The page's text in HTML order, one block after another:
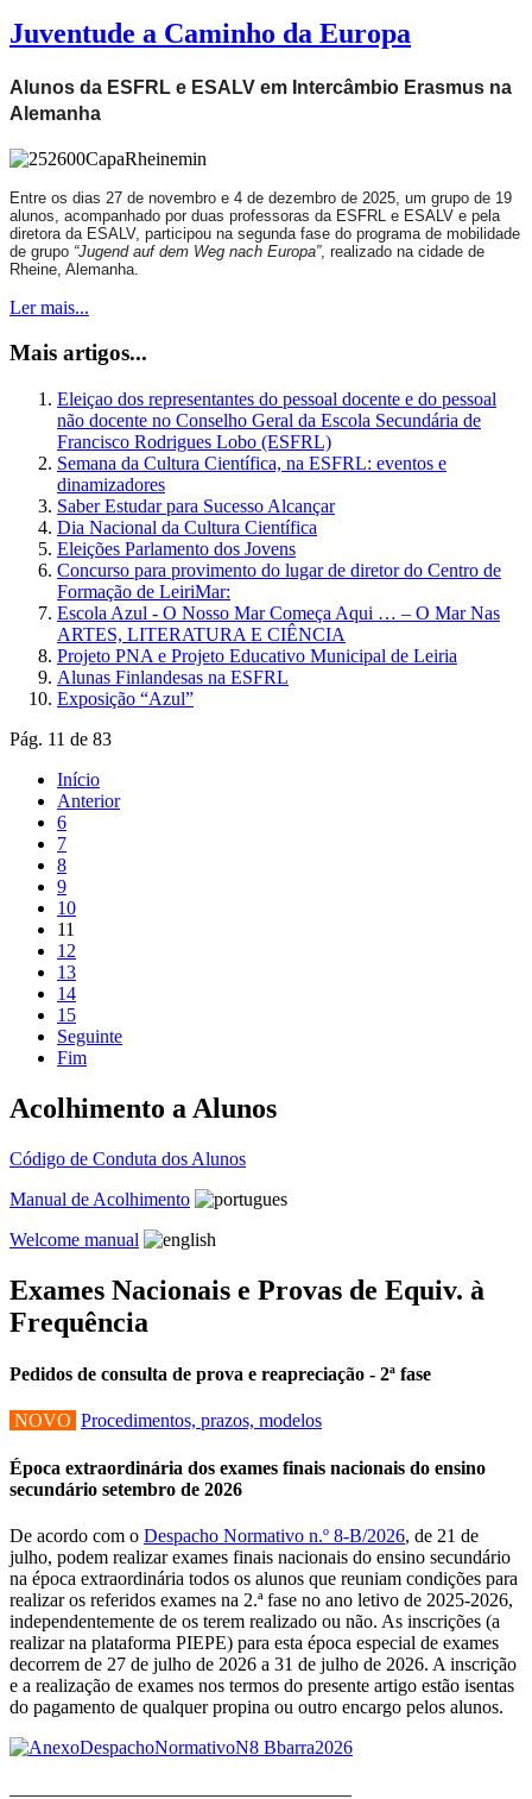
Juventude a Caminho da Europa
Alunos da ESFRL e ESALV em Intercâmbio Erasmus na
Alemanha
Entre os dias 27 de novembro e 4 de dezembro de 2025, um grupo de 19
alunos, acompanhado por duas professoras da ESFRL e ESALV e pela
diretora da ESALV, participou na segunda fase do programa de mobilidade
de grupo “Jugend auf dem Weg nach Europa”, realizado na cidade de
Rheine, Alemanha.
Ler mais...
Mais artigos...
Eleiçao dos representantes do pessoal docente e do pessoal
não docente no Conselho Geral da Escola Secundária de
Francisco Rodrigues Lobo (ESFRL)
Semana da Cultura Científica, na ESFRL: eventos e
dinamizadores
Saber Estudar para Sucesso Alcançar
Dia Nacional da Cultura Científica
Eleições Parlamento dos Jovens
Concurso para provimento do lugar de diretor do Centro de
Formação de LeiriMar:
Escola Azul - O Nosso Mar Começa Aqui … – O Mar Nas
ARTES, LITERATURA E CIÊNCIA
Projeto PNA e Projeto Educativo Municipal de Leiria
Alunas Finlandesas na ESFRL
Exposição “Azul”
Pág. 11 de 83
Início
Anterior
6
7
8
9
10
11
12
13
14
15
Seguinte
Fim
Acolhimento a Alunos
Código de Conduta dos Alunos
Manual de Acolhimento
Welcome manual
Exames Nacionais e Provas de Equiv. à
Frequência
Pedidos de consulta de prova e reapreciação - 2ª fase
NOVO Procedimentos, prazos, modelos
Época extraordinária dos exames finais nacionais do ensino
secundário setembro de 2026
De acordo com o Despacho Normativo n.º 8-B/2026, de 21 de
julho, podem realizar exames finais nacionais do ensino secundário
na época extraordinária todos os alunos que reuniam condições para
realizar os referidos exames na 2.ª fase no ano letivo de 2025-2026,
independentemente de os terem realizado ou não. As inscrições (a
realizar na plataforma PIEPE) para esta época especial de exames
decorrem de 27 de julho de 2026 a 31 de julho de 2026. A inscrição
e a realização de exames nos termos do presente artigo estão isentas
do pagamento de qualquer propina ou outro encargo pelos alunos.